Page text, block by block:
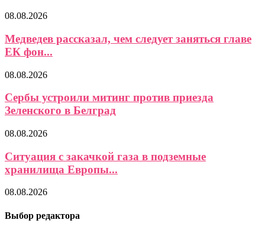
08.08.2026
Медведев рассказал, чем следует заняться главе
ЕК фон...
08.08.2026
Сербы устроили митинг против приезда
Зеленского в Белград
08.08.2026
Ситуация с закачкой газа в подземные
хранилища Европы...
08.08.2026
Выбор редактора